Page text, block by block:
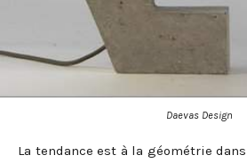
Daevas Design
La tendance est à la géométrie